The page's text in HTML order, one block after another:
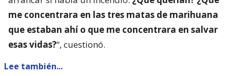
me concentrara en las tres matas de marihuana
que estaban ahí o que me concentrara en salvar
esas vidas?“, cuestionó.
Lee también...